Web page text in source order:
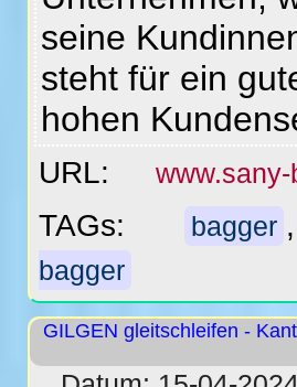
seine
steht für ein
hohen
URL:
TAGs: bagger ,
bagger
GILGEN gleitschleifen -